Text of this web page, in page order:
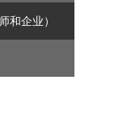
和企业）